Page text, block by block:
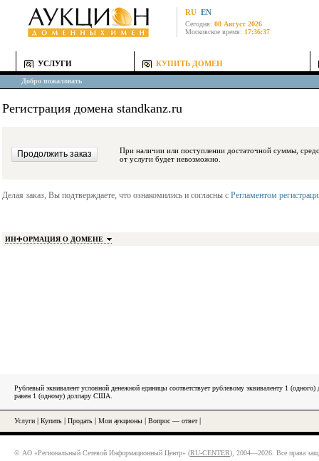
RU EN
Сегодня: 08 Август 2026
Московское время: 17:36:37
УСЛУГИ КУПИТЬ ДОМЕН
Добро пожаловать
Регистрация домена standkanz.ru
При наличии или поступлении достаточной суммы, средства будут
от услуги будет невозможно.
Делая заказ, Вы подтверждаете, что ознакомились и согласны с Регламентом
ИНФОРМАЦИЯ О ДОМЕНЕ
Рублевый эквивалент условной денежной единицы соответствует рублевому эквиваленту 1
равен 1 (одному) доллару США.
Услуги Купить Продать Мои аукционы Вопрос — ответ|
© АО «Региональный Сетевой Информационный Центр» (RU-CENTER), 2004—2026. Все права